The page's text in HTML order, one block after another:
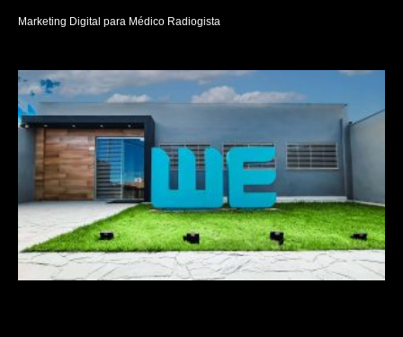
Marketing Digital para Médico Radiogista